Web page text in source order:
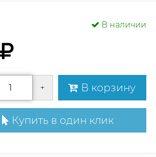
В наличии
+ В корзину
Купить в один клик